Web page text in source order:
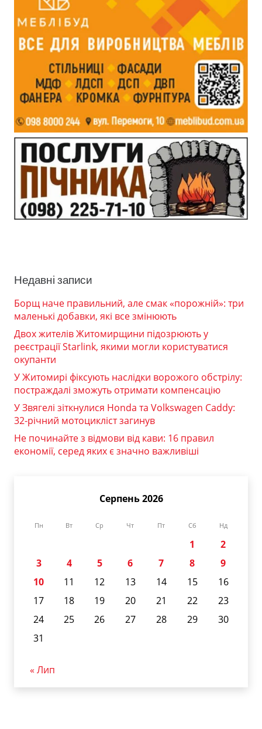
Недавні записи
Борщ наче правильний, але смак «порожній»: три
маленькі добавки, які все змінюють
Двох жителів Житомирщини підозрюють у
реєстрації Starlink, якими могли користуватися
окупанти
У Житомирі фіксують наслідки ворожого обстрілу:
постраждалі зможуть отримати компенсацію
У Звягелі зіткнулися Honda та Volkswagen Caddy:
32-річний мотоцикліст загинув
Не починайте з відмови від кави: 16 правил
економії, серед яких є значно важливіші
Серпень 2026
Пн Вт Ср Чт Пт Сб Нд
1
2
3
4 5 6 7 8
9
10
11 12 13 14 15
16
17
18 19 20 21 22
23
24
25 26 27 28 29
30
31
« Лип